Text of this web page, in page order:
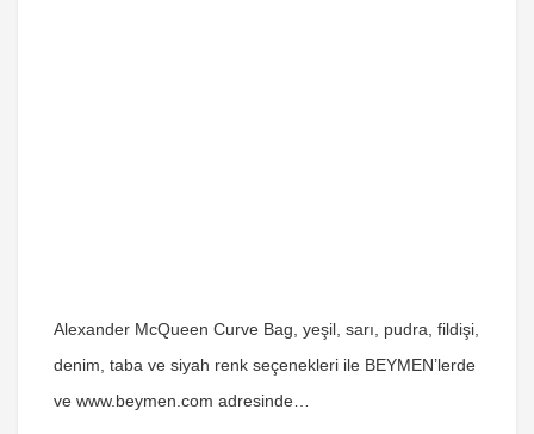
Alexander McQueen Curve Bag, yeşil, sarı, pudra, fildişi,
denim, taba ve siyah renk seçenekleri ile BEYMEN’lerde
ve www.beymen.com adresinde…